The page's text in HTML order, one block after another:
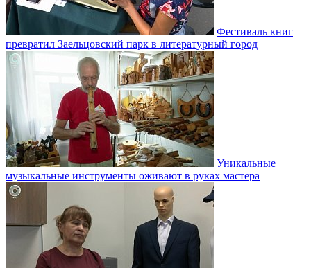
Фестиваль книг
превратил Заельцовский парк в литературный город
Уникальные
музыкальные инструменты оживают в руках мастера